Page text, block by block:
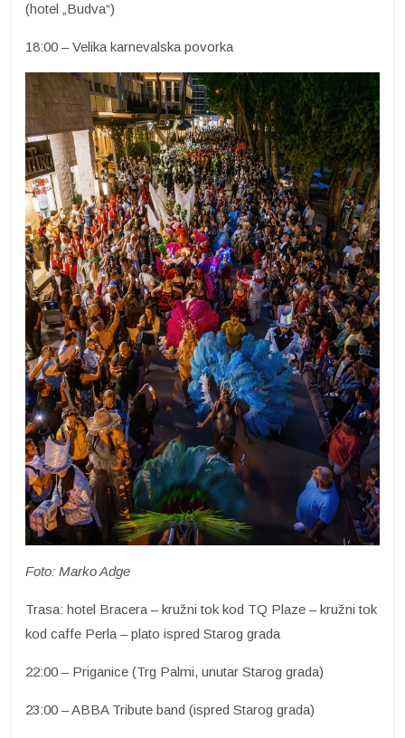
(hotel „Budva“)
18:00 – Velika karnevalska povorka
Foto: Marko Adge
Trasa: hotel Bracera – kružni tok kod TQ Plaze – kružni tok
kod caffe Perla – plato ispred Starog grada
22:00 – Priganice (Trg Palmi, unutar Starog grada)
23:00 – ABBA Tribute band (ispred Starog grada)